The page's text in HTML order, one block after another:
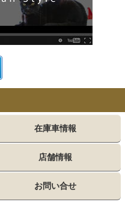
在庫車情報
店舗情報
お問い合せ